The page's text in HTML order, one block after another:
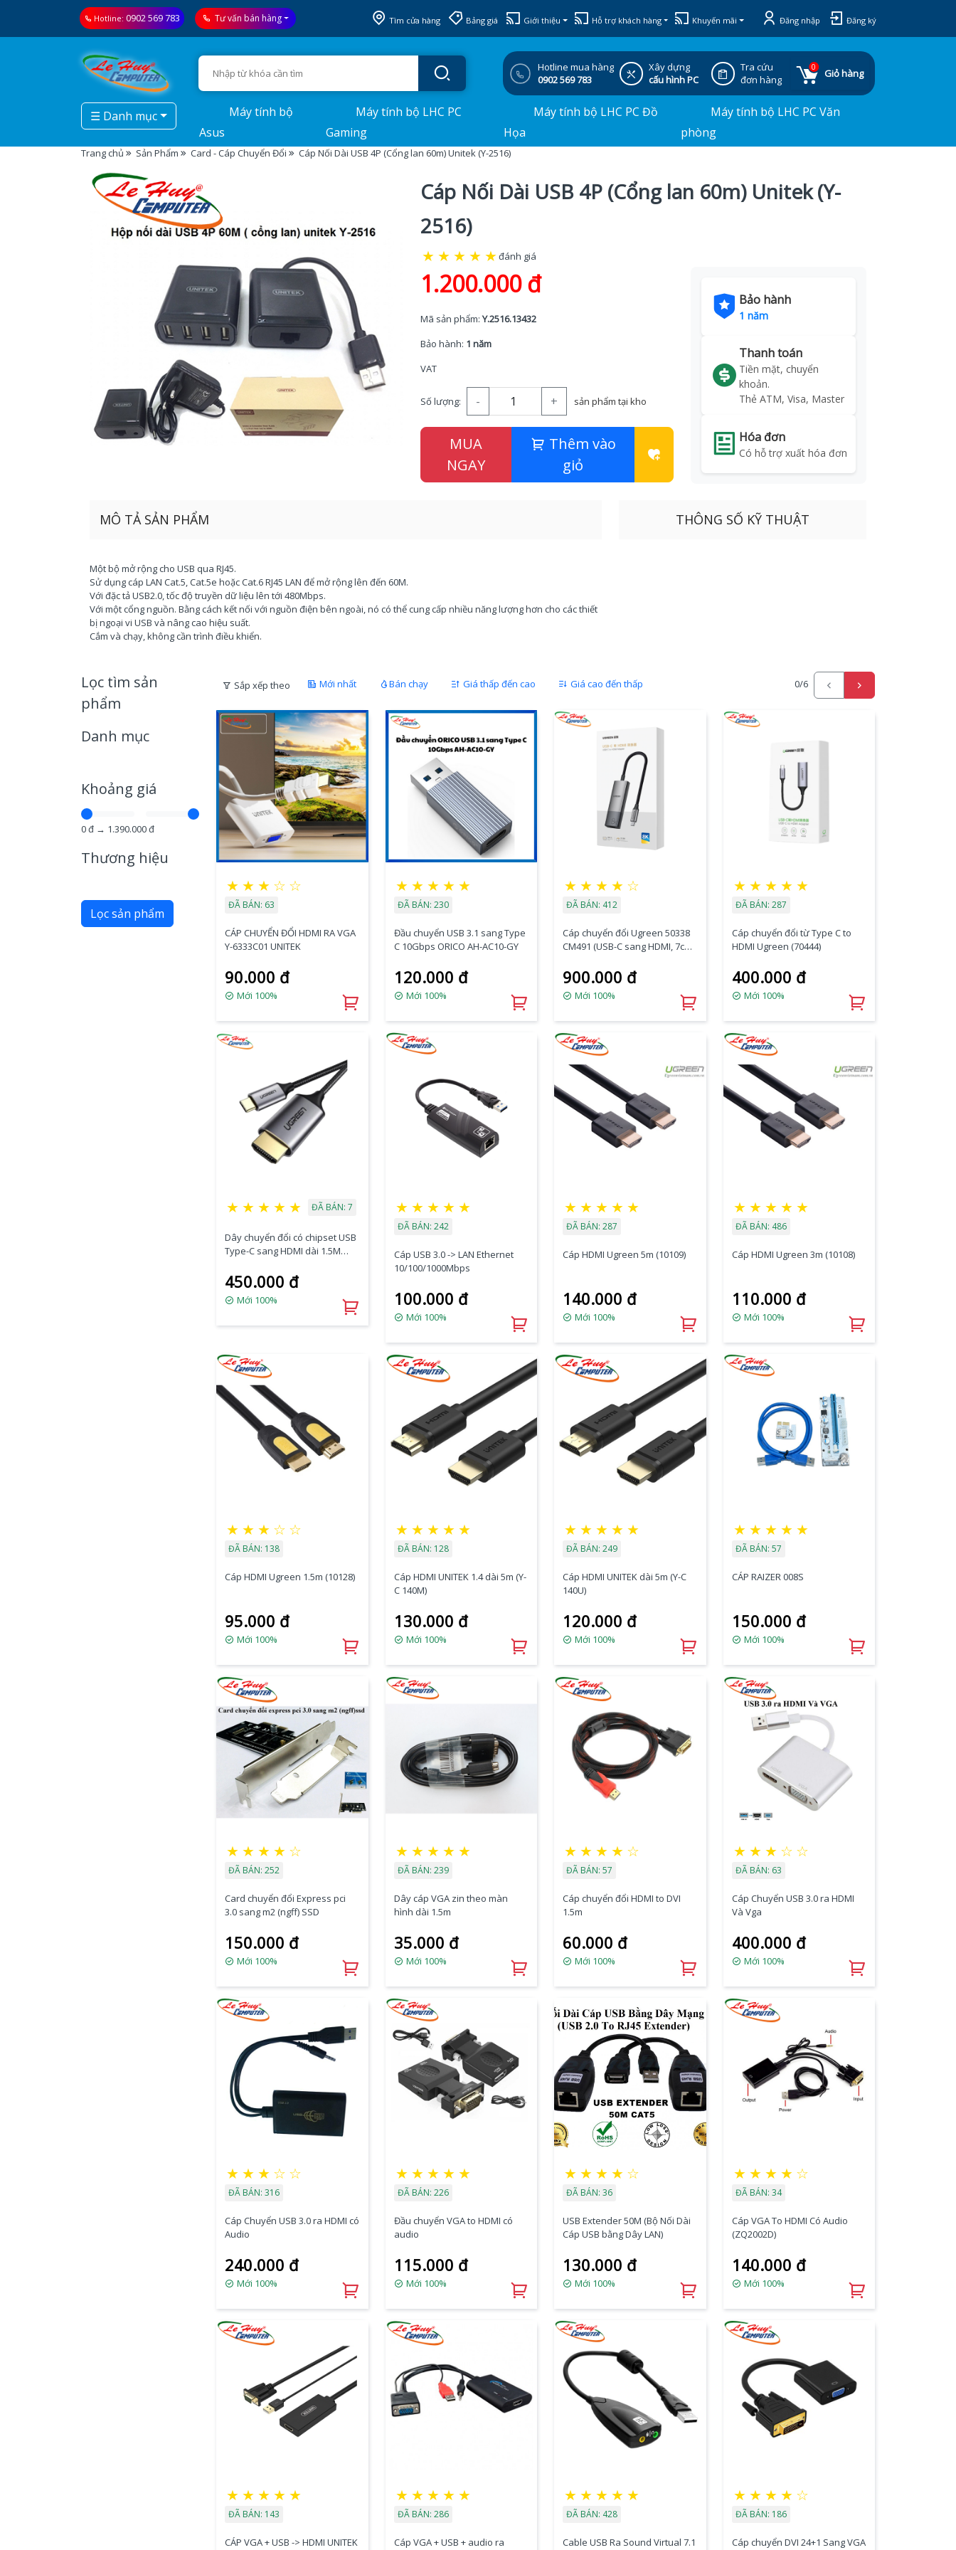
Hotline: 0902 569 783 Tư vấn bán hàng Tìm cửa hàng Bảng giá Giới thiệu Hỗ trợ khách hàng Khuyến mãi Đăng nhập Đăng ký
Hotline mua hàng
0902 569 783
Xây dựng
cấu hình PC
Tra cứu
đơn hàng
0
Giỏ hàng
☰ Danh mục
Máy tính bộ
Asus
Máy tính bộ LHC PC
Gaming
Máy tính bộ LHC PC Đồ
Họa
Máy tính bộ LHC PC Văn
phòng
Trang chủ Sản Phẩm Card - Cáp Chuyển Đổi Cáp Nối Dài USB 4P (Cổng lan 60m) Unitek (Y-2516)
Cáp Nối Dài USB 4P (Cổng lan 60m) Unitek (Y-
2516)
★ ★ ★ ★ ★đánh giá
1.200.000 đ
Mã sản phẩm:Y.2516.13432
Bảo hành: 1 năm
VAT
Số lượng: - + sản phẩm tại kho
MUA
NGAY
Thêm vào
giỏ
Bảo hành
1 năm
Thanh toán
Tiền mặt, chuyển
khoản.
Thẻ ATM, Visa, Master
Hóa đơn
Có hỗ trợ xuất hóa đơn
MÔ TẢ SẢN PHẨM
Một bộ mở rộng cho USB qua RJ45.
Sử dụng cáp LAN Cat.5, Cat.5e hoặc Cat.6 RJ45 LAN để mở rộng lên đến 60M.
Với đặc tả USB2.0, tốc độ truyền dữ liệu lên tới 480Mbps.
Với một cổng nguồn. Bằng cách kết nối với nguồn điện bên ngoài, nó có thể cung cấp nhiều năng lượng hơn cho các thiết
bị ngoại vi USB và nâng cao hiệu suất.
Cắm và chạy, không cần trình điều khiển.
THÔNG SỐ KỸ THUẬT
Lọc tìm sản
phẩm
Danh mục
Khoảng giá
0đ → 1.390.000đ
Thương hiệu
Lọc sản phẩm
Sắp xếp theo Mới nhất Bán chạy Giá thấp đến cao Giá cao đến thấp 0/6
★ ★ ★ ☆ ☆
ĐÃ BÁN: 63
CÁP CHUYỂN ĐỔI HDMI RA VGA
Y-6333C01 UNITEK
90.000 đ
Mới 100%
★ ★ ★ ★ ★
ĐÃ BÁN: 230
Đầu chuyển USB 3.1 sang Type
C 10Gbps ORICO AH-AC10-GY
120.000 đ
Mới 100%
★ ★ ★ ★ ☆
ĐÃ BÁN: 412
Cáp chuyển đổi Ugreen 50338
CM491 (USB-C sang HDMI, 7cm,
900.000 đ
Mới 100%
★ ★ ★ ★ ★
ĐÃ BÁN: 287
Cáp chuyển đổi từ Type C to
HDMI Ugreen (70444)
400.000 đ
Mới 100%
★ ★ ★ ★ ★ ĐÃ BÁN: 7
Dây chuyển đổi có chipset USB
Type-C sang HDMI dài 1.5M
450.000 đ
Mới 100%
★ ★ ★ ★ ★
ĐÃ BÁN: 242
Cáp USB 3.0 -> LAN Ethernet
10/100/1000Mbps
100.000 đ
Mới 100%
★ ★ ★ ★ ★
ĐÃ BÁN: 287
Cáp HDMI Ugreen 5m (10109)
140.000 đ
Mới 100%
★ ★ ★ ★ ★
ĐÃ BÁN: 486
Cáp HDMI Ugreen 3m (10108)
110.000 đ
Mới 100%
★ ★ ★ ☆ ☆
ĐÃ BÁN: 138
Cáp HDMI Ugreen 1.5m (10128)
95.000 đ
Mới 100%
★ ★ ★ ★ ★
ĐÃ BÁN: 128
Cáp HDMI UNITEK 1.4 dài 5m (Y-
C 140M)
130.000 đ
Mới 100%
★ ★ ★ ★ ★
ĐÃ BÁN: 249
Cáp HDMI UNITEK dài 5m (Y-C
140U)
120.000 đ
Mới 100%
★ ★ ★ ★ ★
ĐÃ BÁN: 57
CÁP RAIZER 008S
150.000 đ
Mới 100%
★ ★ ★ ★ ☆
ĐÃ BÁN: 252
Card chuyển đổi Express pci
3.0 sang m2 (ngff) SSD
150.000 đ
Mới 100%
★ ★ ★ ★ ★
ĐÃ BÁN: 239
Dây cáp VGA zin theo màn
hình dài 1.5m
35.000 đ
Mới 100%
★ ★ ★ ★ ☆
ĐÃ BÁN: 57
Cáp chuyển đổi HDMI to DVI
1.5m
60.000 đ
Mới 100%
★ ★ ★ ☆ ☆
ĐÃ BÁN: 63
Cáp Chuyển USB 3.0 ra HDMI
Và Vga
400.000 đ
Mới 100%
★ ★ ★ ☆ ☆
ĐÃ BÁN: 316
Cáp Chuyển USB 3.0 ra HDMI có
Audio
240.000 đ
Mới 100%
★ ★ ★ ★ ★
ĐÃ BÁN: 226
Đầu chuyển VGA to HDMI có
audio
115.000 đ
Mới 100%
★ ★ ★ ★ ☆
ĐÃ BÁN: 36
USB Extender 50M (Bộ Nối Dài
Cáp USB bằng Dây LAN)
130.000 đ
Mới 100%
★ ★ ★ ★ ☆
ĐÃ BÁN: 34
Cáp VGA To HDMI Có Audio
(ZQ2002D)
140.000 đ
Mới 100%
★ ★ ★ ★ ★
ĐÃ BÁN: 143
CÁP VGA + USB -> HDMI UNITEK
★ ★ ★ ★ ★
ĐÃ BÁN: 286
Cáp VGA + USB + audio ra
★ ★ ★ ★ ★
ĐÃ BÁN: 428
Cable USB Ra Sound Virtual 7.1
★ ★ ★ ★ ☆
ĐÃ BÁN: 186
Cáp chuyển DVI 24+1 Sang VGA